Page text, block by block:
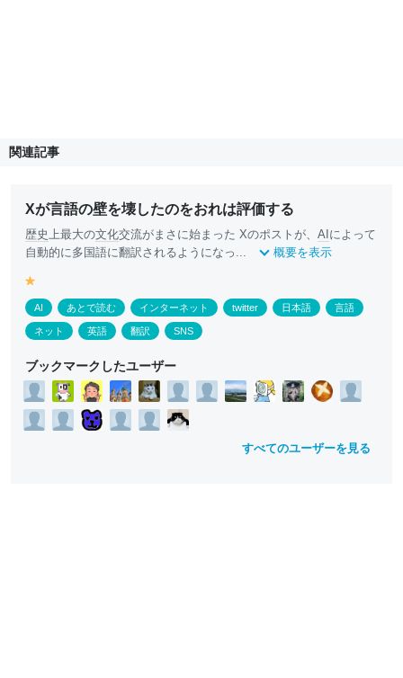
関連記事
Xが言語の壁を壊したのをおれは評価する
歴史上最大の文化交流がまさに始まった Xのポストが、 AI によって
自動的に多国語に翻訳されるようになっ...
概要を表示
e
ll
o
AI あとで読む インターネット twitter 日本語 言語
ネット 英語 翻訳 SNS
ブックマークしたユーザー
すべてのユーザーを見る